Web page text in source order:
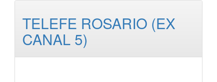
TELEFE ROSARIO (EX
CANAL 5)